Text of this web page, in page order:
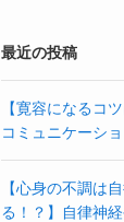
最近の投稿
【寛容になるコ
コミュニケーシ
【心身の不調は
る！？】自律神